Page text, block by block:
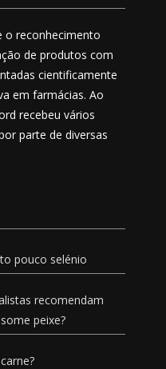
o reconhecimento
de produtos com
cientificamente
em farmácias. Ao
recebeu vários
parte de diversas
pouco selénio
recomendam
peixe?